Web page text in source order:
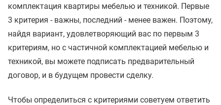
комплектация квартиры мебелью и техникой. Первые
3 критерия - важны, последний - менее важен. Поэтому,
найдя вариант, удовлетворяющий вас по первым 3
критериям, но с частичной комплектацией мебелью и
техникой, вы можете подписать предварительный
договор, и в будущем провести сделку.
Чтобы определиться с критериями советуем ответить